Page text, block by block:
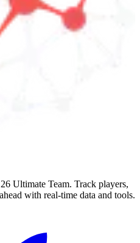
26 Ultimate Team. Track players,
with real-time data and tools.